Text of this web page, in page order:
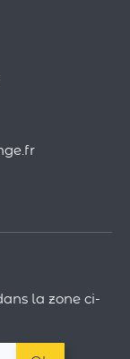
la zone ci-